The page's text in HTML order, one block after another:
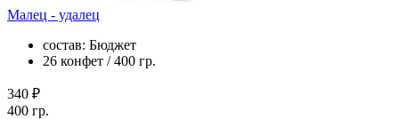
Малец - удалец
состав: Бюджет
26 конфет / 400 гр.
340 ₽
400 гр.